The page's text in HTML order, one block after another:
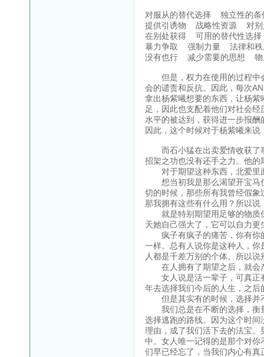
对服从的替代选择 独立性的
提供引诱物 战略性资源 对别
在别处获得 可用的替代性选
暴力争取 强制力量 法律和
没有也行 减少需要的思想 物
但是，权力在使用的过程中
会的谴责和反抗。因此，每次
拿出杨紫曦想要的东西，让杨
足，因此也支配着他们对社会
水平的被达到，获得进一步报
因此，这个时候对于杨紫曦来
而石小猛在出卖爱情收获了
招架之功也没有还手之力。他
对于期望这种东西，北爱里
想当初我是那么渴望开宝马
切的时候，那些所有我曾经假
那我拥有这些有什么用？所以
就是特别期望用足够的物质
天她自己强大了，它可以自力
疯子有疯子的痛苦，你有你
一样。总有人说你是这种人，
人都是千差万别的个体。所以
在人拥有了期望之后，就会
女人说是活一辈子，可真正
年去选择我们今后的人生，之
但是其实有的时候，选择并
我们总是在不断的选择，衡
选择逃跑的路线。因为这个时
理由，成了我们活下去的法宝
中。女人唯一记得的是那个对
们早已经忘了，当我们内心有